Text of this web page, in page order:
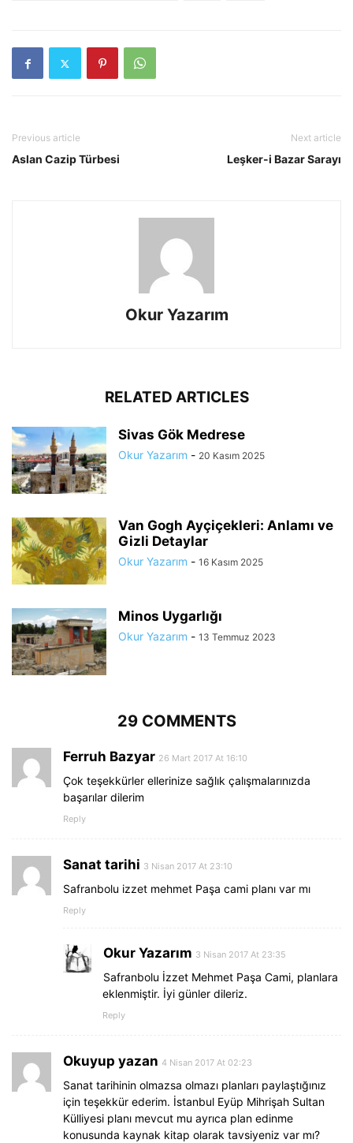
Previous article
Aslan Cazip Türbesi
Next article
Leşker-i Bazar Sarayı
Okur Yazarım
RELATED ARTICLES
Sivas Gök Medrese
Okur Yazarım - 20 Kasım 2025
Van Gogh Ayçiçekleri: Anlamı ve
Gizli Detaylar
Okur Yazarım - 16 Kasım 2025
Minos Uygarlığı
Okur Yazarım - 13 Temmuz 2023
29 COMMENTS
Ferruh Bazyar 26 Mart 2017 At 16:10
Çok teşekkürler ellerinize sağlık çalışmalarınızda
başarılar dilerim
Reply
Sanat tarihi 3 Nisan 2017 At 23:10
Safranbolu izzet mehmet Paşa cami planı var mı
Reply
Okur Yazarım 3 Nisan 2017 At 23:35
Safranbolu İzzet Mehmet Paşa Cami, planlara
eklenmiştir. İyi günler dileriz.
Reply
Okuyup yazan 4 Nisan 2017 At 02:23
Sanat tarihinin olmazsa olmazı planları paylaştığınız
için teşekkür ederim. İstanbul Eyüp Mihrişah Sultan
Külliyesi planı mevcut mu ayrıca plan edinme
konusunda kaynak kitap olarak tavsiyeniz var mı?